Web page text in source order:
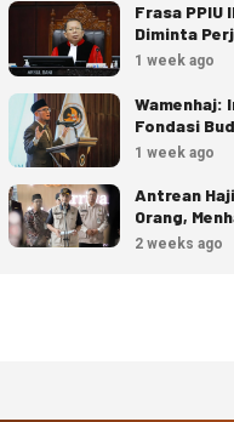
Frasa PPIU
Diminta
1 week ago
Wamenhaj:
Fondasi
Umrah
1 week ago
Antrean
Orang,
Kelola
2 weeks ago